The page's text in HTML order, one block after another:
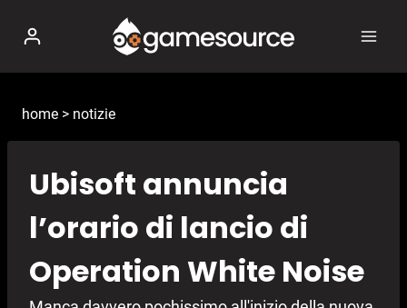
contenuto
home > notizie
Ubisoft annuncia
l’orario di lancio di
Operation White Noise